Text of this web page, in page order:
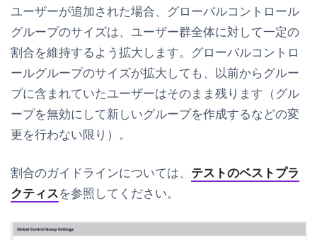
ユーザーが追加された場合、グローバルコントロール
グループのサイズは、ユーザー群全体に対して一定の
割合を維持するよう拡大します。グローバルコントロ
ールグループのサイズが拡大しても、以前からグルー
プに含まれていたユーザーはそのまま残ります（グル
ープを無効にして新しいグループを作成するなどの変
更を行わない限り）。
割合のガイドラインについては、 テストのベストプラ
クティスを参照してください。